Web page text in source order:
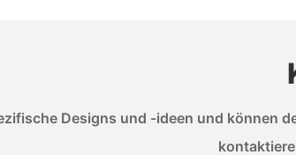
Designs und -ideen und können